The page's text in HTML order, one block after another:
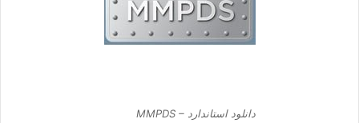
دانلود استاندارد MMPDS –